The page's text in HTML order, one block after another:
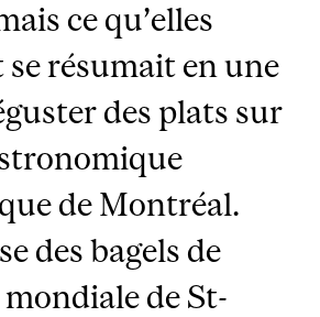
ce qu’elles
résumait en une
des plats sur
de Montréal.
des bagels de
de St-